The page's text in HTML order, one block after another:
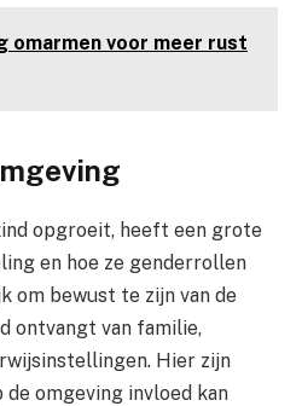
omarmen voor meer rust
opgroeit, heeft een grote
en hoe ze genderrollen
om bewust te zijn van de
ontvangt van familie,
Hier zijn
omgeving invloed kan